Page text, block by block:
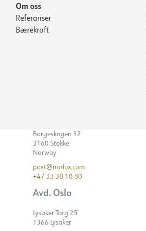
Om oss
Referanser
Bærekraft
Borgeskogen 32
3160 Stokke
Norway
post@norlux.com
+47 33 30 10 80
Avd. Oslo
Lysaker Torg 25
1366 Lysaker